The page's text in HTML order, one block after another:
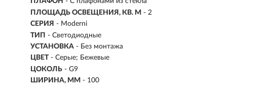
ПЛОЩАДЬ ОСВЕЩЕНИЯ, КВ. М - 2
СЕРИЯ - Moderni
ТИП - Светодиодные
УСТАНОВКА - Без монтажа
ЦВЕТ - Серые; Бежевые
ЦОКОЛЬ - G9
ШИРИНА, ММ - 100